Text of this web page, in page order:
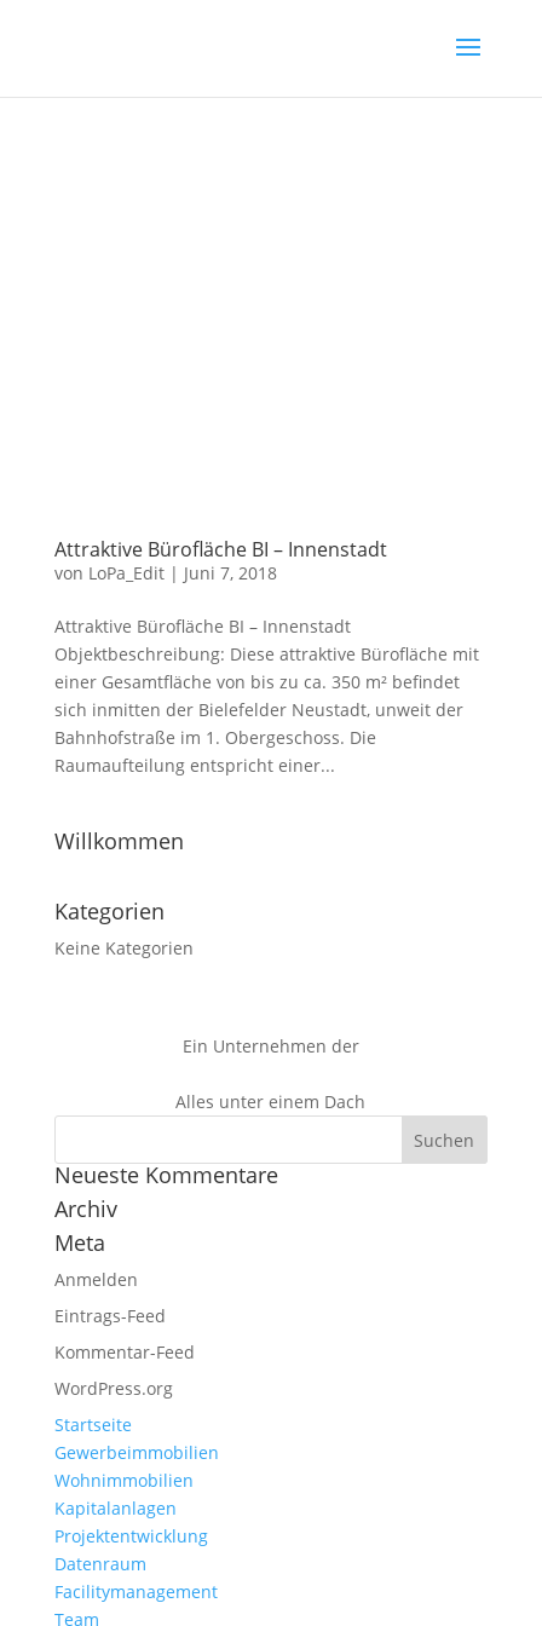
Attraktive Bürofläche BI – Innenstadt
von LoPa_Edit| Juni 7, 2018
Attraktive Bürofläche BI – Innenstadt
Objektbeschreibung: Diese attraktive Bürofläche mit
einer Gesamtfläche von bis zu ca. 350 m² befindet
sich inmitten der Bielefelder Neustadt, unweit der
Bahnhofstraße im 1. Obergeschoss. Die
Raumaufteilung entspricht einer...
Willkommen
Kategorien
Keine Kategorien
Ein Unternehmen der
Alles unter einem Dach
Neueste Kommentare
Archiv
Meta
Anmelden
Eintrags-Feed
Kommentar-Feed
WordPress.org
Startseite
Gewerbeimmobilien
Wohnimmobilien
Kapitalanlagen
Projektentwicklung
Datenraum
Facilitymanagement
Team